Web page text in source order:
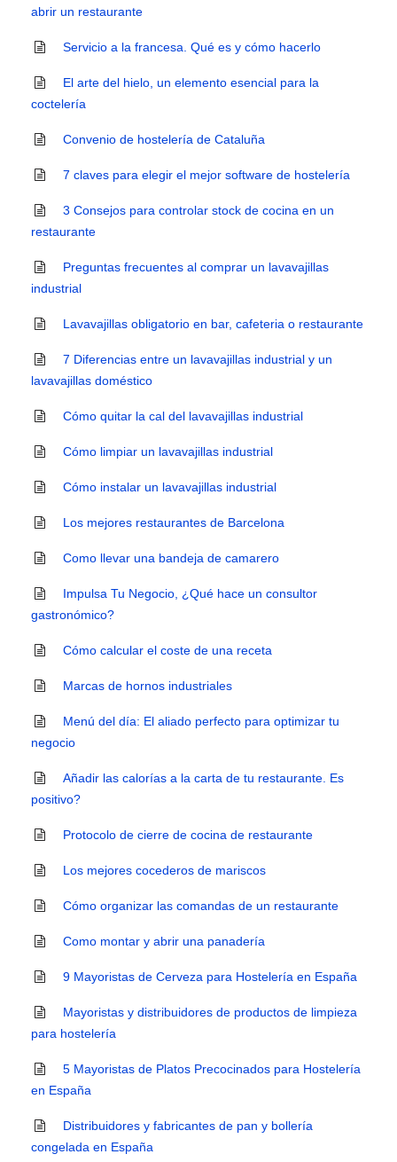
abrir un restaurante
Servicio a la francesa. Qué es y cómo hacerlo
El arte del hielo, un elemento esencial para la
coctelería
Convenio de hostelería de Cataluña
7 claves para elegir el mejor software de hostelería
3 Consejos para controlar stock de cocina en un
restaurante
Preguntas frecuentes al comprar un lavavajillas
industrial
Lavavajillas obligatorio en bar, cafeteria o restaurante
7 Diferencias entre un lavavajillas industrial y un
lavavajillas doméstico
Cómo quitar la cal del lavavajillas industrial
Cómo limpiar un lavavajillas industrial
Cómo instalar un lavavajillas industrial
Los mejores restaurantes de Barcelona
Como llevar una bandeja de camarero
Impulsa Tu Negocio, ¿Qué hace un consultor
gastronómico?
Cómo calcular el coste de una receta
Marcas de hornos industriales
Menú del día: El aliado perfecto para optimizar tu
negocio
Añadir las calorías a la carta de tu restaurante. Es
positivo?
Protocolo de cierre de cocina de restaurante
Los mejores cocederos de mariscos
Cómo organizar las comandas de un restaurante
Como montar y abrir una panadería
9 Mayoristas de Cerveza para Hostelería en España
Mayoristas y distribuidores de productos de limpieza
para hostelería
5 Mayoristas de Platos Precocinados para Hostelería
en España
Distribuidores y fabricantes de pan y bollería
congelada en España